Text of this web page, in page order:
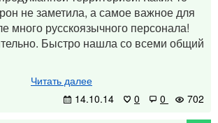
не заметила, а самое важное для
много русскоязычного персонала!
Быстро нашла со всеми общий
Читать далее
14.10.14
0 0 702